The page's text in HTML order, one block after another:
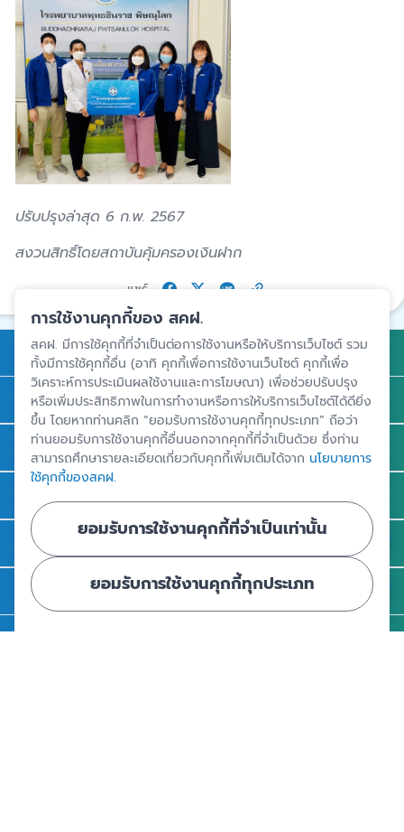
ปรับปรุงล่าสุด 6 ก.พ. 2567
สงวนสิทธิ์โดยสถาบันคุ้มครองเงินฝาก
แชร์
การคุ้มครองเงินฝาก
ถาม - ตอบ
ความรู้
รู้จัก สคฝ.
ติดต่อ สคฝ.
การใช้งานคุกกี้ของ สคฝ.
สคฝ. มีการใช้คุกกี้ที่จำเป็นต่อการใช้งานหรือให้บริการเว็บไซต์ รวม
ทั้งมีการใช้คุกกี้อื่น (อาทิ คุกกี้เพื่อการใช้งานเว็บไซต์ คุกกี้เพื่อ
วิเคราะห์การประเมินผลใช้งานและการโฆษณา) เพื่อช่วยปรับปรุง
หรือเพิ่มประสิทธิภาพในการทำงานหรือการให้บริการเว็บไซต์ได้ดียิ่ง
ขึ้น โดยหากท่านคลิก “ยอมรับการใช้งานคุกกี้ทุกประเภท” ถือว่า
ท่านยอมรับการใช้งานคุกกี้อื่นนอกจากคุกกี้ที่จำเป็นด้วย ซึ่งท่าน
สามารถศึกษารายละเอียดเกี่ยวกับคุกกี้เพิ่มเติมได้จาก นโยบายการ
ใช้คุกกี้ของสคฝ.
ยอมรับการใช้งานคุกกี้ที่จำเป็นเท่านั้น
ยอมรับการใช้งานคุกกี้ทุกประเภท